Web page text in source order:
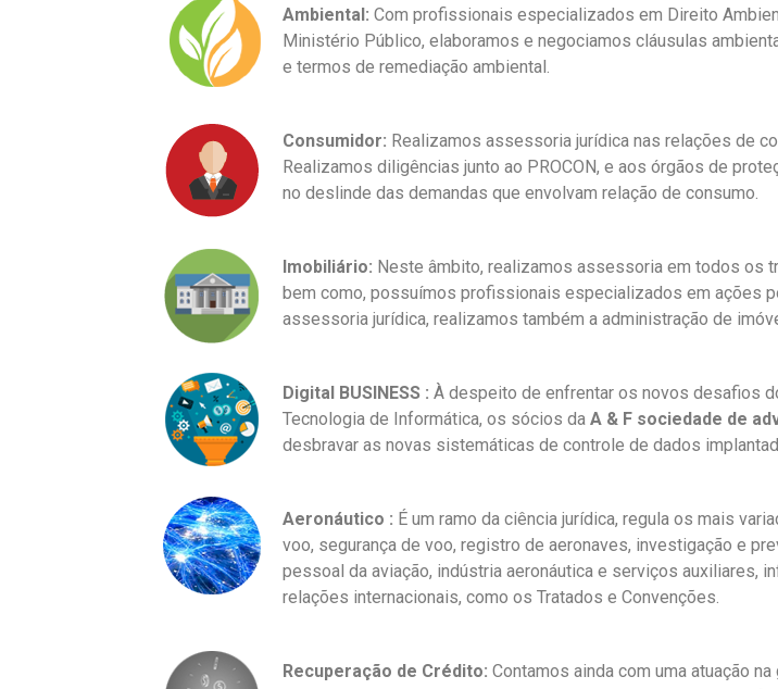
Ambiental: Com profissionais especializados em Direito
Ministério Público, elaboramos e negociamos cláusulas
e termos de remediação ambiental.
Consumidor: Realizamos assessoria jurídica nas relações de
Realizamos diligências junto ao PROCON, e aos órgãos de
no deslinde das demandas que envolvam relação de consumo.
Imobiliário: Neste âmbito, realizamos assessoria em todos os
bem como, possuímos profissionais especializados em ações
assessoria jurídica, realizamos também a administração de
Digital BUSINESS : À despeito de enfrentar os novos desafios
Tecnologia de Informática, os sócios daA & F sociedade de
desbravar as novas sistemáticas de controle de dados
Aeronáutico : É um ramo da ciência jurídica, regula os mais
voo, segurança de voo, registro de aeronaves, investigação e
pessoal da aviação, indústria aeronáutica e serviços auxiliares,
relações internacionais, como os Tratados e Convenções.
Recuperação de Crédito: Contamos ainda com uma atuação